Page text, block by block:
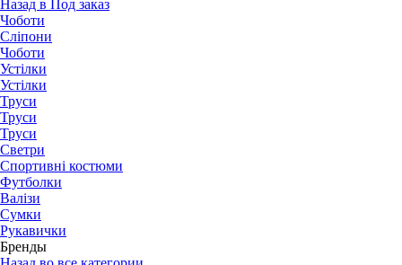
Назад в Под заказ
Чоботи
Сліпони
Чоботи
Устілки
Устілки
Труси
Труси
Труси
Светри
Спортивні костюми
Футболки
Валізи
Сумки
Рукавички
Бренды